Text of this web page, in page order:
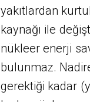
yakıtlardan
kaynağı ile
nükleer enerji
bulunmaz.
gerektiği kadar